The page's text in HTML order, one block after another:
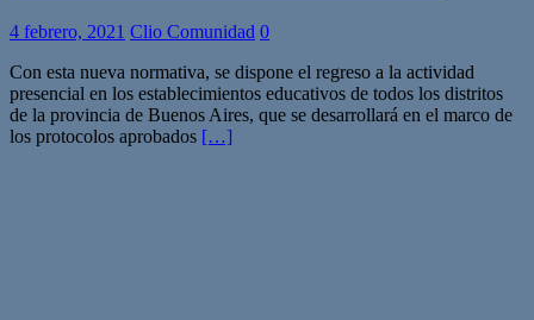
4 febrero, 2021 Clio Comunidad 0
Con esta nueva normativa, se dispone el regreso a la actividad
presencial en los establecimientos educativos de todos los distritos
de la provincia de Buenos Aires, que se desarrollará en el marco de
los protocolos aprobados […]